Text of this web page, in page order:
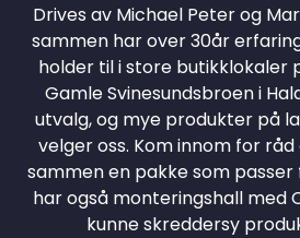
Drives av Michael Peter og
sammen har over 30år
holder til i store butikklokaler
Gamle Svinesundsbroen i
utvalg, og mye produkter på
velger oss. Kom innom for
sammen en pakke som passer
har også monteringshall med
kunne skreddersy